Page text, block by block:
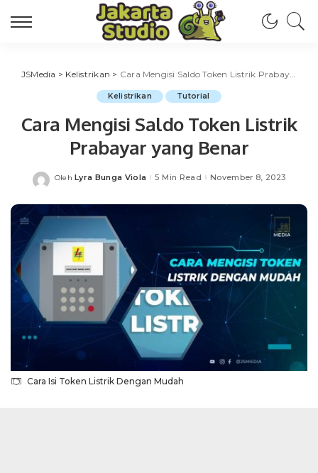
JSMedia > Kelistrikan > Cara Mengisi Saldo Token Listrik Prabayar yang Benar
Kelistrikan Tutorial
Cara Mengisi Saldo Token Listrik
Prabayar yang Benar
Posted
Oleh Lyra Bunga Viola 5 Min Read November 8, 2023
Cara Isi Token Listrik Dengan Mudah